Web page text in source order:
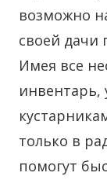
возможно
своей дачи
Имея все
инвентарь,
только в
помогут